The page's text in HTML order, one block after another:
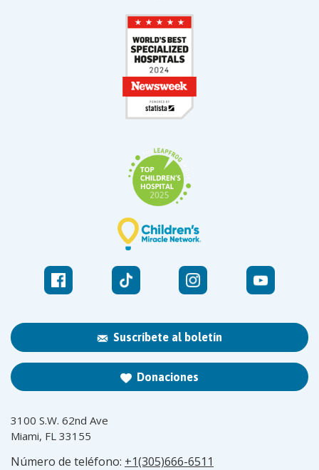
Suscríbete al boletín
Donaciones
3100 S.W. 62nd Ave
Miami, FL 33155
Número de teléfono: +1(305)666-6511